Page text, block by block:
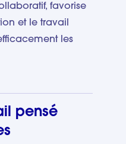
favorise
et le travail
les
pensé